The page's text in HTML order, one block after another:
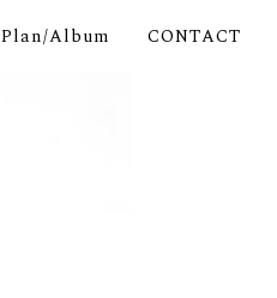
Plan/Album CONTACT